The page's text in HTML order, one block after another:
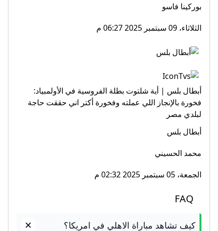
بوركينا فاسو
الثلاثاء، 09 سبتمبر 2025 06:27 م
أبطال بلس | أية شلتوت بطلة الفروسية في الأولمبياد:
فخورة بالإنجاز اللي عملته وفخورة أكتر اني حققت حاجة
لبلدي مصر
أبطال بلس
محمد الحسيني
الجمعة، 05 سبتمبر 2025 02:32 م
FAQ
كيف تشاهد مباراة الاهلي في امريكا؟